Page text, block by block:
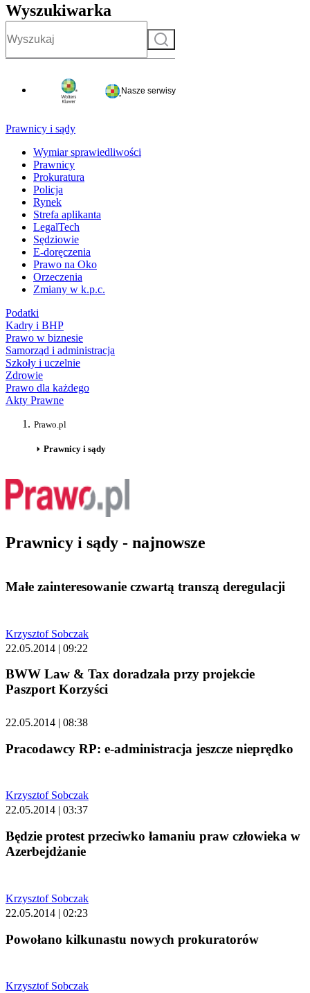
Wyszukiwarka
Szukaj
Nasze serwisy
Prawnicy i sądy
Wymiar sprawiedliwości
Prawnicy
Prokuratura
Policja
Rynek
Strefa aplikanta
LegalTech
Sędziowie
E-doręczenia
Prawo na Oko
Orzeczenia
Zmiany w k.p.c.
Podatki
Kadry i BHP
Prawo w biznesie
Samorząd i administracja
Szkoły i uczelnie
Zdrowie
Prawo dla każdego
Akty Prawne
Prawo.pl
Prawnicy i sądy
Prawnicy i sądy - najnowsze
Małe zainteresowanie czwartą transzą deregulacji
Krzysztof Sobczak
22.05.2014 | 09:22
BWW Law & Tax doradzała przy projekcie
Paszport Korzyści
22.05.2014 | 08:38
Pracodawcy RP: e-administracja jeszcze nieprędko
Krzysztof Sobczak
22.05.2014 | 03:37
Będzie protest przeciwko łamaniu praw człowieka w
Azerbejdżanie
Krzysztof Sobczak
22.05.2014 | 02:23
Powołano kilkunastu nowych prokuratorów
Krzysztof Sobczak